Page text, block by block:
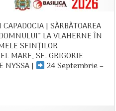
| SĂRBĂTOAREA
LA VLAHERNE ÎN
SFINȚILOR
MARE, SF. GRIGORIE
NYSSA | 24 Septembrie –